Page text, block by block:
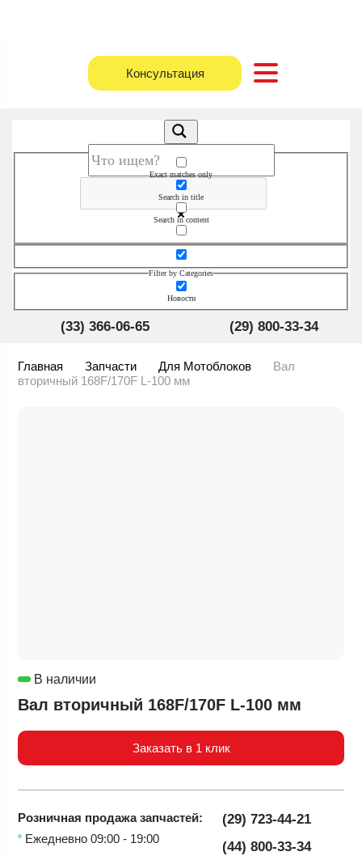
Консультация
Exact matches only
Search in title
Search in content
Filter by Categories
Новости
(33) 366-06-65 (29) 800-33-34
Главная Запчасти Для Мотоблоков
Вал
вторичный 168F/170F L-100 мм
В наличии
Вал вторичный 168F/170F L-100 мм
Заказать в 1 клик
Розничная продажазапчастей:
Ежедневно 09:00 - 19:00
(29) 723-44-21
(44) 800-33-34